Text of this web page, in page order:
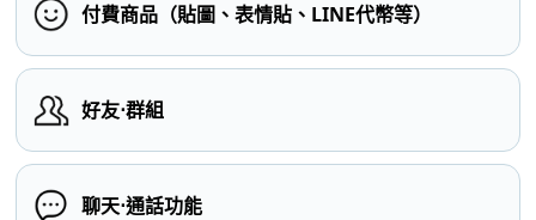
付費商品（貼圖、表情貼、LINE代幣等）
好友⋅群組
聊天⋅通話功能